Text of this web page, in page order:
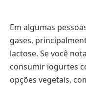
Em algumas
gases,
lactose. Se você
consumir iogurtes
opções vegetais,